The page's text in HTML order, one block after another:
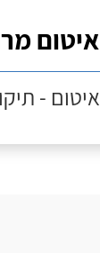
איטום
איטום -